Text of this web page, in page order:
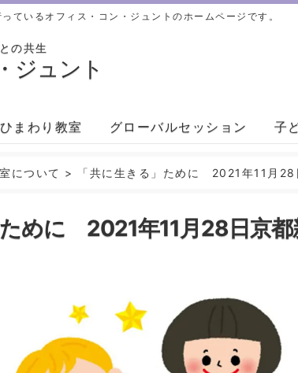
ているオフィス・コン・ジュントのホームページです。
の共生
ジュント
ひまわり教室 グローバルセッション 子
について > 「共に生きる」ために 2021年11月28
ために 2021年11月28日京都